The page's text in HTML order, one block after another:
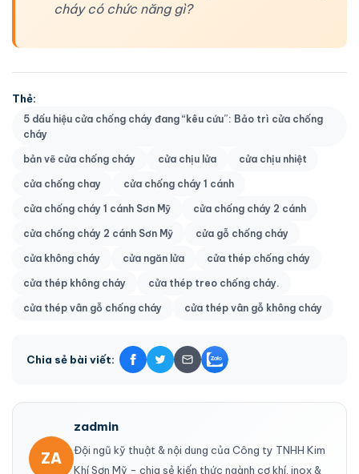
cháy có chức năng gì?
Thẻ:
5 dấu hiệu cửa chống cháy đang “kêu cứu”: Bảo trì cửa chống
cháy
bản vẽ cửa chống cháy cửa chịu lửa cửa chịu nhiệt
cửa chống chay cửa chống cháy 1 cánh
cửa chống cháy 1 cánh Sơn Mỹ cửa chống cháy 2 cánh
cửa chống cháy 2 cánh Sơn Mỹ cửa gỗ chống cháy
cửa không cháy cửa ngăn lửa cửa thép chống cháy
cửa thép không cháy cửa thép treo chống cháy.
cửa thép vân gỗ chống cháy cửa thép vân gỗ không cháy
Chia sẻ bài viết:
ZA
zadmin
Đội ngũ kỹ thuật & nội dung của Công ty TNHH Kim
Khí Sơn Mỹ - chia sẻ kiến thức ngành cơ khí, inox &